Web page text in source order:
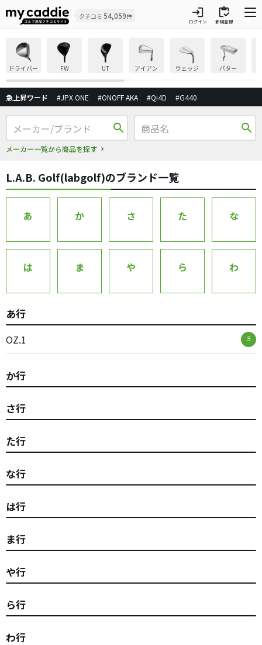
クチコミ 54,059件 login
ログイン
inventory
新規登録
ドライバー FW UT アイアン ウェッジ パター
急上昇ワード #JPX ONE #ONOFF AKA #Qi4D #G440
search
メーカー一覧から商品を探す
search
L.A.B. Golf(labgolf)のブランド一覧
あ か さ た な
は ま や ら わ
あ行
OZ.1 3
か行
さ行
た行
な行
は行
ま行
や行
ら行
わ行